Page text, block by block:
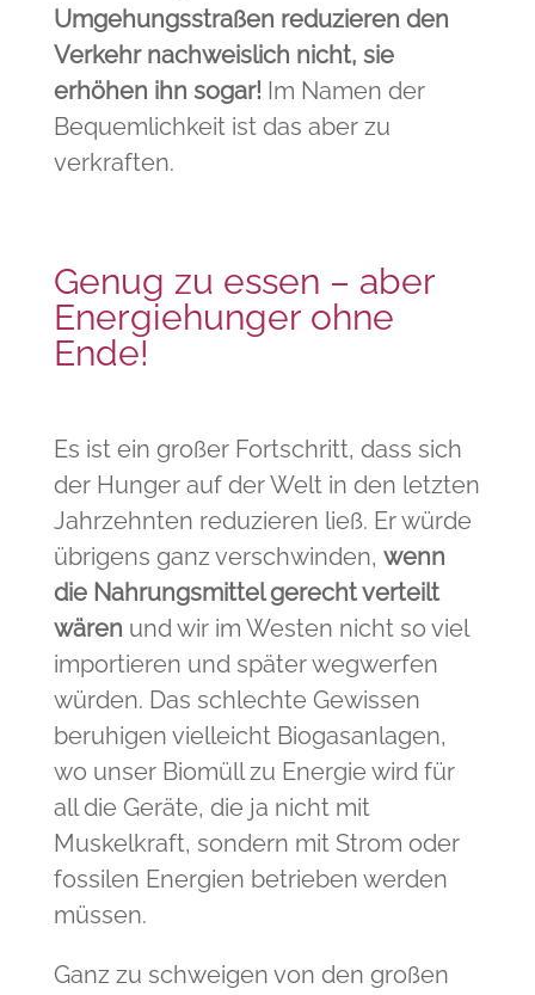
Umgehungsstraßen reduzieren den
Verkehr nachweislich nicht, sie
erhöhen ihn sogar! Im Namen der
Bequemlichkeit ist das aber zu
verkraften.
Genug zu essen – aber
Energiehunger ohne
Ende!
Es ist ein großer Fortschritt, dass sich
der Hunger auf der Welt in den letzten
Jahrzehnten reduzieren ließ. Er würde
übrigens ganz verschwinden, wenn
die Nahrungsmittel gerecht verteilt
wären und wir im Westen nicht so viel
importieren und später wegwerfen
würden. Das schlechte Gewissen
beruhigen vielleicht Biogasanlagen,
wo unser Biomüll zu Energie wird für
all die Geräte, die ja nicht mit
Muskelkraft, sondern mit Strom oder
fossilen Energien betrieben werden
müssen.
Ganz zu schweigen von den großen